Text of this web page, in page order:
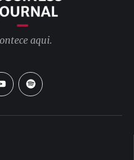
aqui.